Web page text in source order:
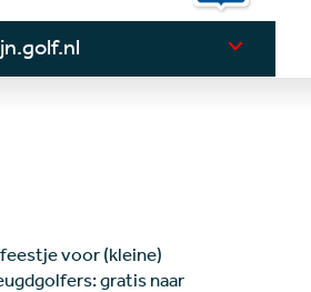
voor (kleine)
gratis naar